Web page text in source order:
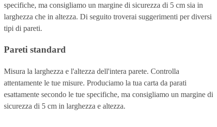
specifiche, ma consigliamo un margine di sicurezza di 5 cm sia in
larghezza che in altezza. Di seguito troverai suggerimenti per diversi
tipi di pareti.
Pareti standard
Misura la larghezza e l'altezza dell'intera parete. Controlla
attentamente le tue misure. Produciamo la tua carta da parati
esattamente secondo le tue specifiche, ma consigliamo un margine di
sicurezza di 5 cm in larghezza e altezza.